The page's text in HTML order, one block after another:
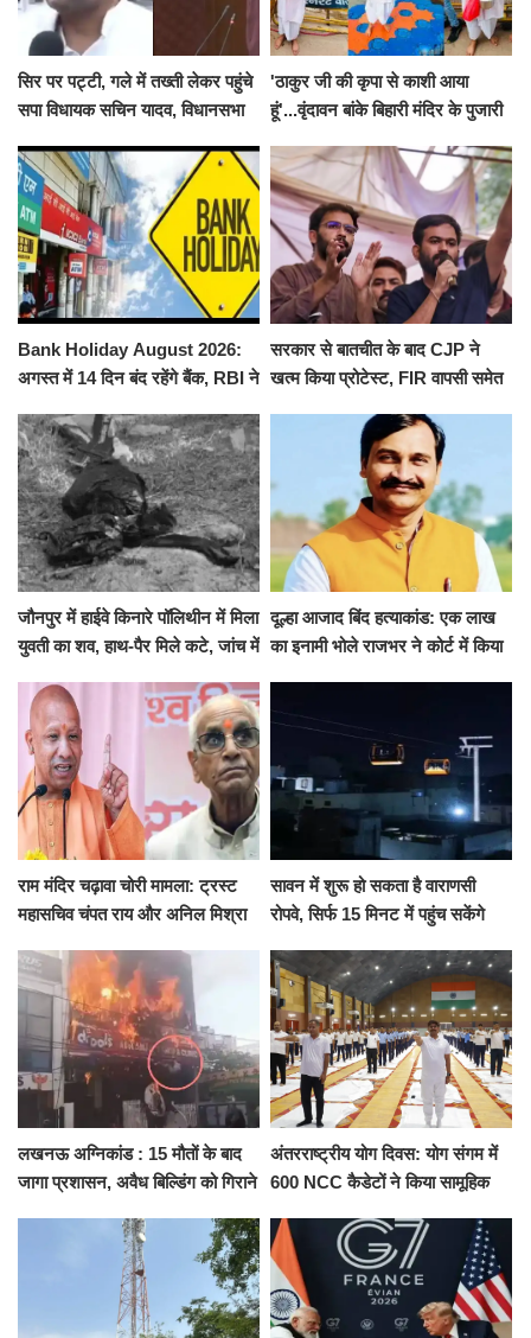
सिर पर पट्टी, गले में तख्ती लेकर पहुंचे
सपा विधायक सचिन यादव, विधानसभा
निलंबित
'ठाकुर जी की कृपा से काशी आया
हूं'...वृंदावन बांके बिहारी मंदिर के पुजारी
जलाभिषेक
Bank Holiday August 2026:
अगस्त में 14 दिन बंद रहेंगे बैंक, RBI ने
सरकार से बातचीत के बाद CJP ने
खत्म किया प्रोटेस्ट, FIR वापसी समेत
जौनपुर में हाईवे किनारे पॉलिथीन में मिला
युवती का शव, हाथ-पैर मिले कटे, जांच में
दूल्हा आजाद बिंद हत्याकांड: एक लाख
का इनामी भोले राजभर ने कोर्ट में किया
राम मंदिर चढ़ावा चोरी मामला: ट्रस्ट
महासचिव चंपत राय और अनिल मिश्रा
को नहीं...
सावन में शुरू हो सकता है वाराणसी
रोपवे, सिर्फ 15 मिनट में पहुंच सकेंगे
किराया
लखनऊ अग्निकांड : 15 मौतों के बाद
जागा प्रशासन, अवैध बिल्डिंग को गिराने
अंतरराष्ट्रीय योग दिवस: योग संगम में
600 NCC कैडेटों ने किया सामूहिक
संकल्प